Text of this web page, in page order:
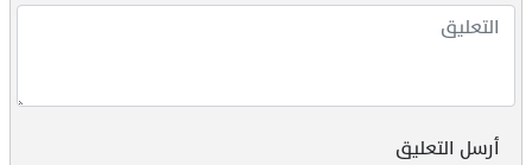
أرسل التعليق